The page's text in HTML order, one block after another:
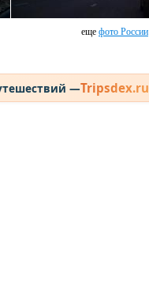
еще фото России
—Tripsdex.ru